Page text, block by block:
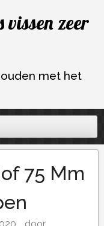
zeer
met het
75 Mm